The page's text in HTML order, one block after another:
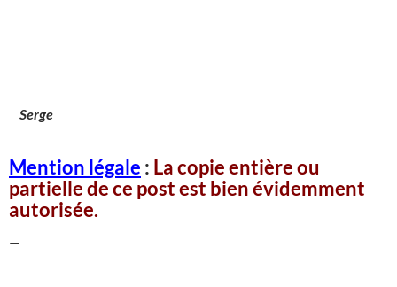
Serge
Mention légale : La copie entière ou
partielle de ce post est bien évidemment
autorisée.
—